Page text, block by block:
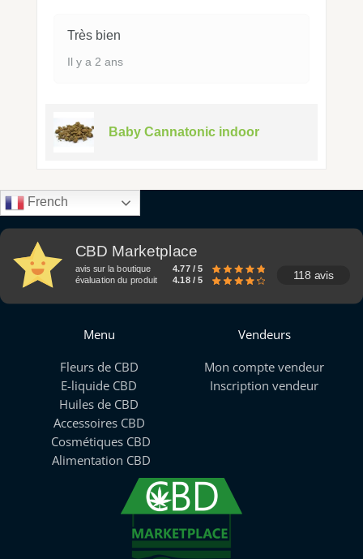
Très bien
Il y a 2 ans
Baby Cannatonic indoor
French
CBD Marketplace
avis sur la boutique
4.77 / 5
évaluation du produit
4.18 / 5 118 avis
Menu
Fleurs de CBD
E-liquide CBD
Huiles de CBD
Accessoires CBD
Cosmétiques CBD
Alimentation CBD
Vendeurs
Mon compte vendeur
Inscription vendeur